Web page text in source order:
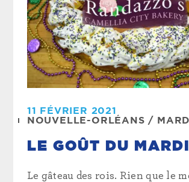
11 FÉVRIER 2021
NOUVELLE-ORLÉANS /
LE GOÛT DU
Le gâteau des rois. Rien que le